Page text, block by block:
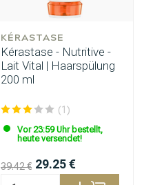
KÉRASTASE
Kérastase - Nutritive -
Lait Vital | Haarspülung
200 ml
(1)
Vor 23:59 Uhr bestellt,
heute versendet!
39.42 € 29.25 €